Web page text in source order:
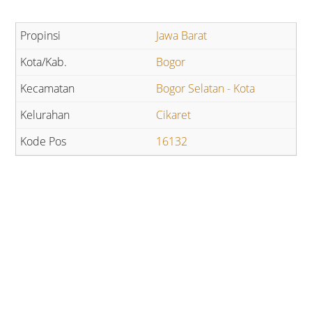
Jawa Barat
Bogor
Bogor Selatan - Kota
Cikaret
16132